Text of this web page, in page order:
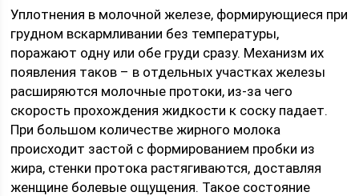
Уплотнения в молочной железе, формирующиеся при
грудном вскармливании без температуры,
поражают одну или обе груди сразу. Механизм их
появления таков – в отдельных участках железы
расширяются молочные протоки, из-за чего
скорость прохождения жидкости к соску падает.
При большом количестве жирного молока
происходит застой с формированием пробки из
жира, стенки протока растягиваются, доставляя
женщине болевые ощущения. Такое состояние